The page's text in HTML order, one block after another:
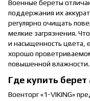
Военные береты
поддержания их
регулярно очищать
мелкие загрязнения.
и насыщенность цвета,
хорошо
повышенной влажности.
Где купить
Военторг «1-VIKING»